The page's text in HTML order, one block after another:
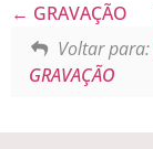
GRAVAÇÃO
Voltar para:
GRAVAÇÃO